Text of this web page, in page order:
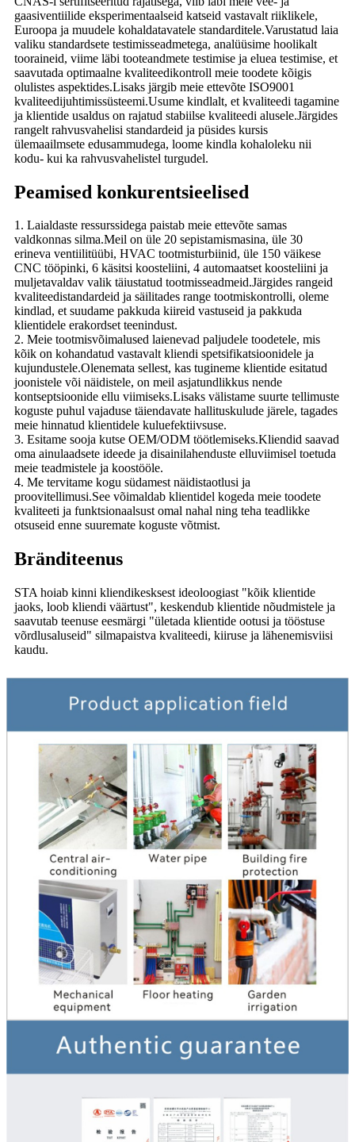
gaasiventiilide eksperimentaalseid katseid vastavalt riiklikele,
Euroopa ja muudele kohaldatavatele standarditele.Varustatud laia
valiku standardsete testimisseadmetega, analüüsime hoolikalt
tooraineid, viime läbi tooteandmete testimise ja eluea testimise, et
saavutada optimaalne kvaliteedikontroll meie toodete kõigis
olulistes aspektides.Lisaks järgib meie ettevõte ISO9001
kvaliteedijuhtimissüsteemi.Usume kindlalt, et kvaliteedi tagamine
ja klientide usaldus on rajatud stabiilse kvaliteedi alusele.Järgides
rangelt rahvusvahelisi standardeid ja püsides kursis
ülemaailmsete edusammudega, loome kindla kohaloleku nii
kodu- kui ka rahvusvahelistel turgudel.
Peamised konkurentsieelised
1. Laialdaste ressurssidega paistab meie ettevõte samas
valdkonnas silma.Meil on üle 20 sepistamismasina, üle 30
erineva ventiilitüübi, HVAC tootmisturbiinid, üle 150 väikese
CNC tööpinki, 6 käsitsi koosteliini, 4 automaatset koosteliini ja
muljetavaldav valik täiustatud tootmisseadmeid.Järgides rangeid
kvaliteedistandardeid ja säilitades range tootmiskontrolli, oleme
kindlad, et suudame pakkuda kiireid vastuseid ja pakkuda
klientidele erakordset teenindust.
2. Meie tootmisvõimalused laienevad paljudele toodetele, mis
kõik on kohandatud vastavalt kliendi spetsifikatsioonidele ja
kujundustele.Olenemata sellest, kas tugineme klientide esitatud
joonistele või näidistele, on meil asjatundlikkus nende
kontseptsioonide ellu viimiseks.Lisaks välistame suurte tellimuste
koguste puhul vajaduse täiendavate hallituskulude järele, tagades
meie hinnatud klientidele kuluefektiivsuse.
3. Esitame sooja kutse OEM/ODM töötlemiseks.Kliendid saavad
oma ainulaadsete ideede ja disainilahenduste elluviimisel toetuda
meie teadmistele ja koostööle.
4. Me tervitame kogu südamest näidistaotlusi ja
proovitellimusi.See võimaldab klientidel kogeda meie toodete
kvaliteeti ja funktsionaalsust omal nahal ning teha teadlikke
otsuseid enne suuremate koguste võtmist.
Bränditeenus
STA hoiab kinni kliendikesksest ideoloogiast "kõik klientide
jaoks, loob kliendi väärtust", keskendub klientide nõudmistele ja
saavutab teenuse eesmärgi "ületada klientide ootusi ja tööstuse
võrdlusaluseid" silmapaistva kvaliteedi, kiiruse ja lähenemisviisi
kaudu.